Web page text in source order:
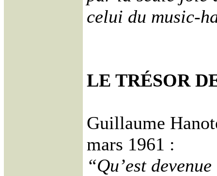
celui du music-
LE TRÉSOR
Guillaume
mars 1961 :
“Qu’est